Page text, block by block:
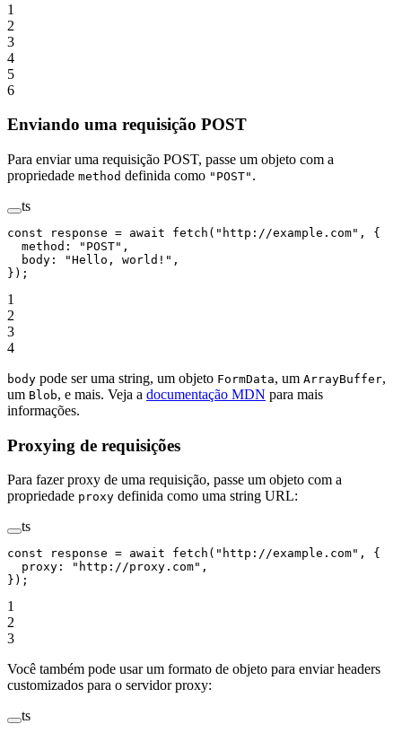
1
2
3
4
5
6
Enviando uma requisição POST
Para enviar uma requisição POST, passe um objeto com a
propriedade method definida como "POST" .
ts
const response = await fetch ( "http://example.com" , {
  method:
"POST" ,
  body:
"Hello, world!" ,
});
1
2
3
4
body pode ser uma string, um objeto FormData, um ArrayBuffer,
um Blob, e mais. Veja a documentação MDN para mais
informações.
Proxying de requisições
Para fazer proxy de uma requisição, passe um objeto com a
propriedade proxy definida como uma string URL:
ts
const response = await fetch ( "http://example.com" , {
  proxy:
"http://proxy.com" ,
});
1
2
3
Você também pode usar um formato de objeto para enviar headers
customizados para o servidor proxy:
ts